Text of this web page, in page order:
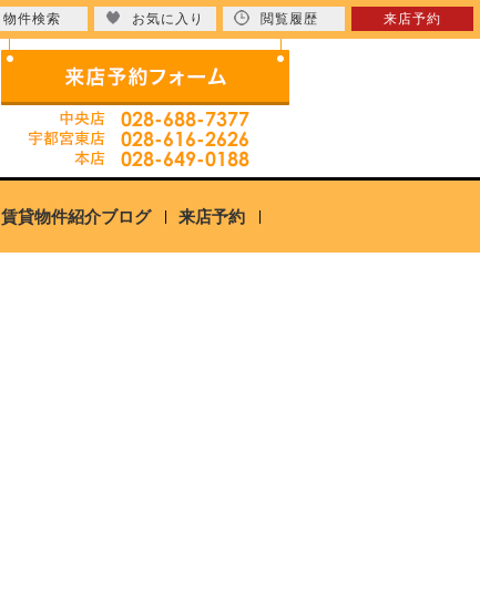
賃貸物件紹介ブログ 来店予約
物件検索 お気に入り 閲覧履歴 来店予約